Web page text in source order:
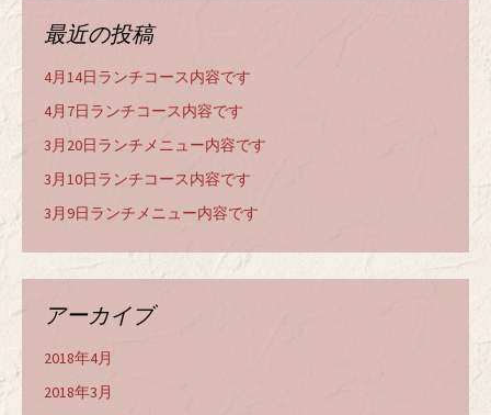
最近の投稿
4月14日ランチコース内容です
4月7日ランチコース内容です
3月20日ランチメニュー内容です
3月10日ランチコース内容です
3月9日ランチメニュー内容です
アーカイブ
2018年4月
2018年3月